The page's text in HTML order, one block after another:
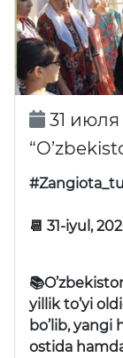
31 июля
📆 31-iyul,
yillik to’yi
bo’lib, yangi
ostida